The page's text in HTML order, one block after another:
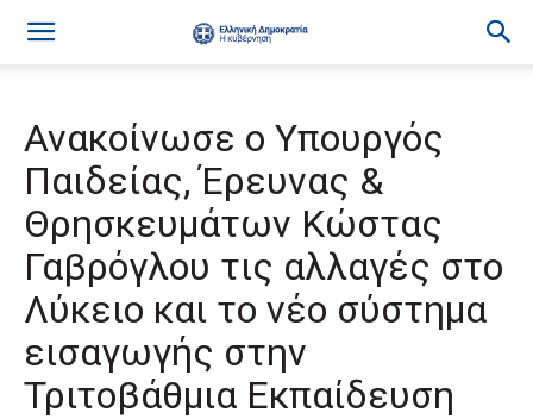
Ανακοίνωσε ο Υπουργός
Παιδείας, Έρευνας &
Θρησκευμάτων Κώστας
Γαβρόγλου τις αλλαγές στο
Λύκειο και το νέο σύστημα
εισαγωγής στην
Τριτοβάθμια Εκπαίδευση